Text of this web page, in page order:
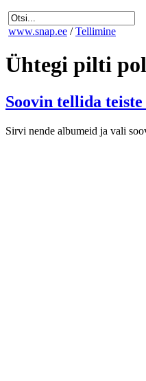
www.snap.ee / Tellimine
Ühtegi pilti
Soovin tellida
Sirvi nende albumeid ja vali